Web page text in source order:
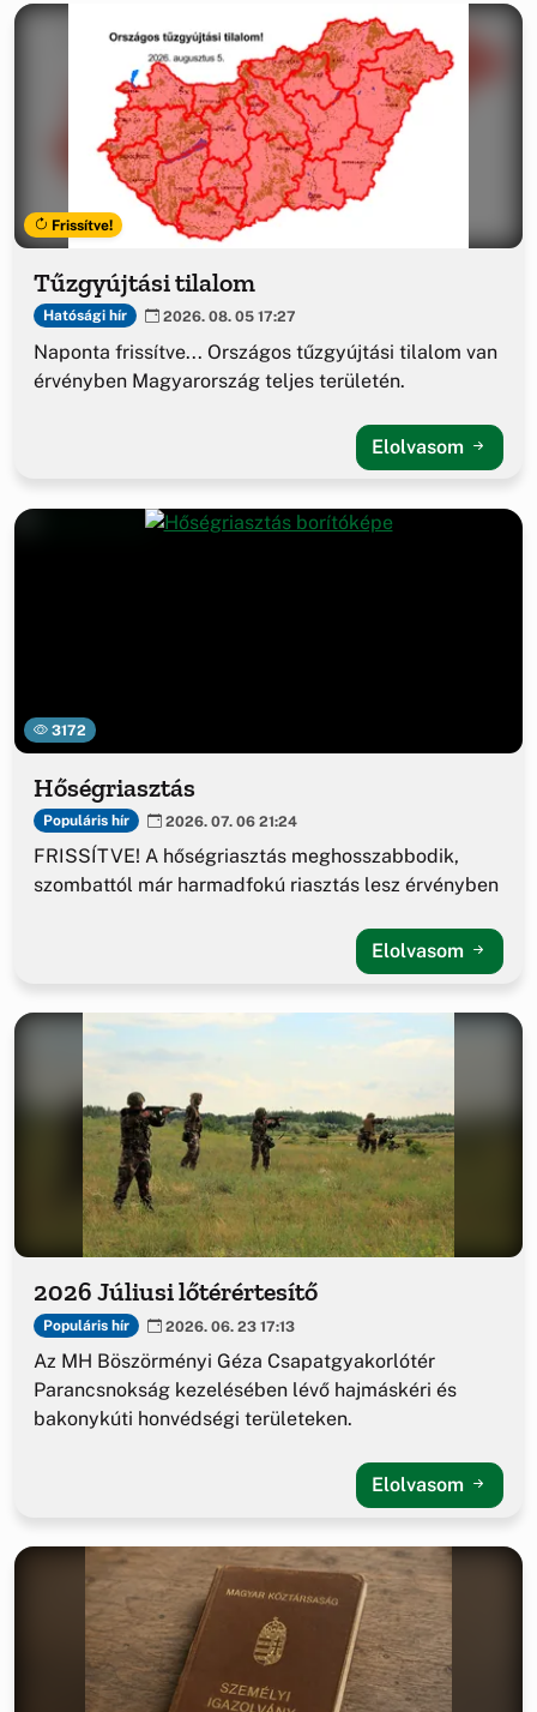
Frissítve!
Tűzgyújtási tilalom
Hatósági hír 2026. 08. 05 17:27
Naponta frissítve... Országos tűzgyújtási tilalom van
érvényben Magyarország teljes területén.
Elolvasom
3172
Hőségriasztás
Populáris hír 2026. 07. 06 21:24
FRISSÍTVE! A hőségriasztás meghosszabbodik,
szombattól már harmadfokú riasztás lesz érvényben
Elolvasom
2026 Júliusi lőtérértesítő
Populáris hír 2026. 06. 23 17:13
Az MH Böszörményi Géza Csapatgyakorlótér
Parancsnokság kezelésében lévő hajmáskéri és
bakonykúti honvédségi területeken.
Elolvasom